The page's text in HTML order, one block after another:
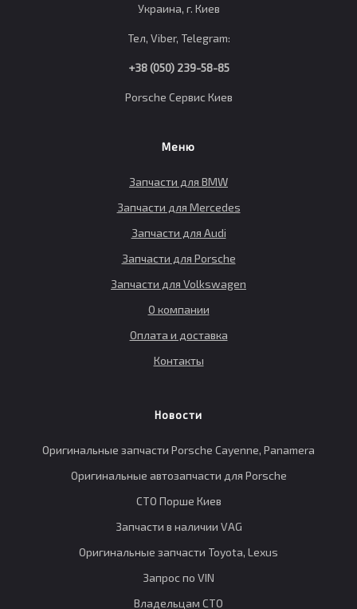
Украина, г. Киев
Тел, Viber, Telegram:
+38 (050) 239-58-85
Porsche Сервис Киев
Меню
Запчасти для BMW
Запчасти для Mercedes
Запчасти для Audi
Запчасти для Porsche
Запчасти для Volkswagen
О компании
Оплата и доставка
Контакты
Новости
Оригинальные запчасти Porsche Cayenne, Panamera
Оригинальные автозапчасти для Porsche
СТО Порше Киев
Запчасти в наличии VAG
Оригинальные запчасти Toyota, Lexus
Запрос по VIN
Владельцам СТО